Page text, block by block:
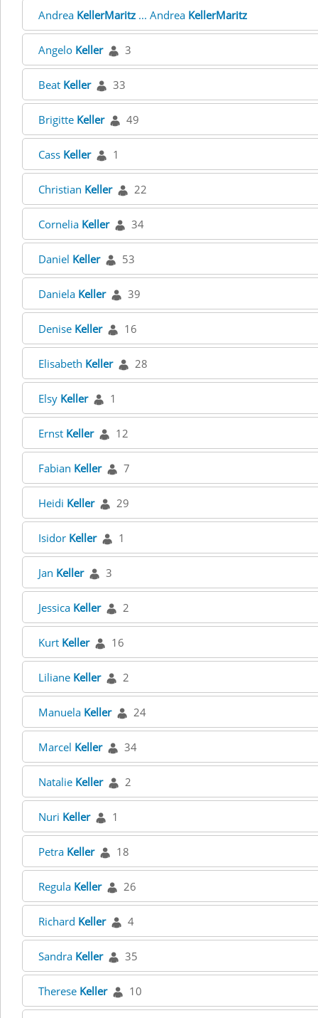
Andrea KellerMaritz ... Andrea KellerMaritz
Angelo Keller 3
Beat Keller 33
Brigitte Keller 49
Cass Keller 1
Christian Keller 22
Cornelia Keller 34
Daniel Keller 53
Daniela Keller 39
Denise Keller 16
Elisabeth Keller 28
Elsy Keller 1
Ernst Keller 12
Fabian Keller 7
Heidi Keller 29
Isidor Keller 1
Jan Keller 3
Jessica Keller 2
Kurt Keller 16
Liliane Keller 2
Manuela Keller 24
Marcel Keller 34
Natalie Keller 2
Nuri Keller 1
Petra Keller 18
Regula Keller 26
Richard Keller 4
Sandra Keller 35
Therese Keller 10